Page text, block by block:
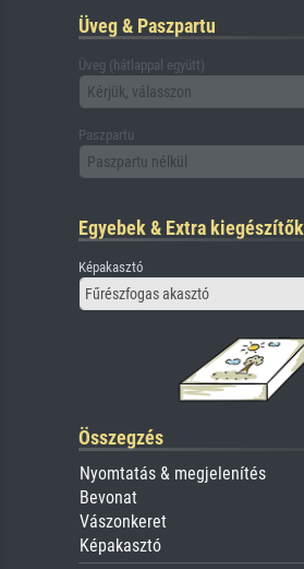
Üveg & Paszpartu
Üveg (hátlappal együtt)
Kérjük, válasszon
Paszpartu
Paszpartu nélkül
Egyebek & Extra kiegészítők
Képakasztó
Fűrészfogas akasztó
Összegzés
Nyomtatás & megjelenítés
Bevonat
Vászonkeret
Képakasztó